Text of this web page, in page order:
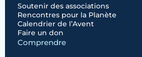
Soutenir des associations
Rencontres pour la Planète
Calendrier de l’Avent
Faire un don
Comprendre